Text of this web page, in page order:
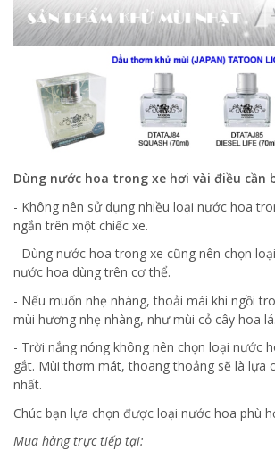
Dùng nước hoa trong xe hơi vài điều cần
- Không nên sử dụng nhiều loại nước hoa
ngắn trên một chiếc xe.
- Dùng nước hoa trong xe cũng nên chọn
nước hoa dùng trên cơ thể.
- Nếu muốn nhẹ nhàng, thoải mái khi ngồi
mùi hương nhẹ nhàng, như mùi cỏ cây hoa lá.
- Trời nắng nóng không nên chọn loại nước
gắt. Mùi thơm mát, thoang thoảng sẽ là lựa
nhất.
Chúc bạn lựa chọn được loại nước hoa phù
Mua hàng trực tiếp tại: